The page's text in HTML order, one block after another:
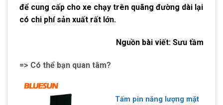
để cung cấp cho xe chạy trên quãng đường dài lại
có chi phí sản xuất rất lớn.
Nguồn bài viết: Sưu tầm
=> Có thể bạn quan tâm?
Tấm pin năng lượng mặt